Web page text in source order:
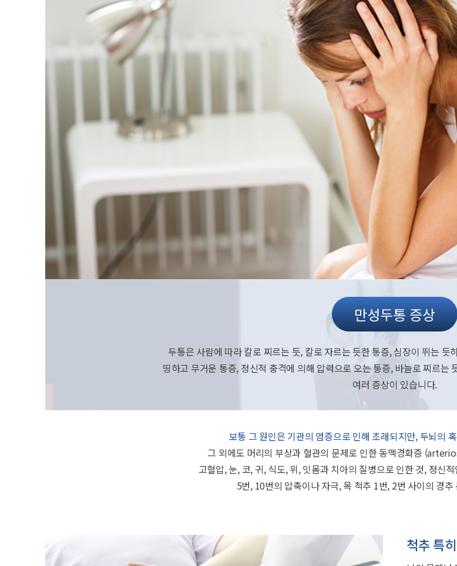
만성두통 증상
두통은 사람에 따라 칼로 찌르는 듯, 칼로 자르는 듯한 통증, 심장이 뛰는 듯
띵하고 무거운 통증, 정신적 충격에 의해 압력으로 오는 통증, 바늘로 찌르는
여러 증상이 있습니다.
보통 그 원인은 기관의 염증으로 인해 초래되지만, 두뇌의
그 외에도 머리의 부상과 혈관의 문제로 인한 동맥경화증
고혈압, 눈, 코, 귀, 식도, 위, 잇몸과 치아의 질병으로 인한 것, 정신
5번, 10번의 압축이나 자극, 목 척추 1번, 2번 사이의 경
척추 특